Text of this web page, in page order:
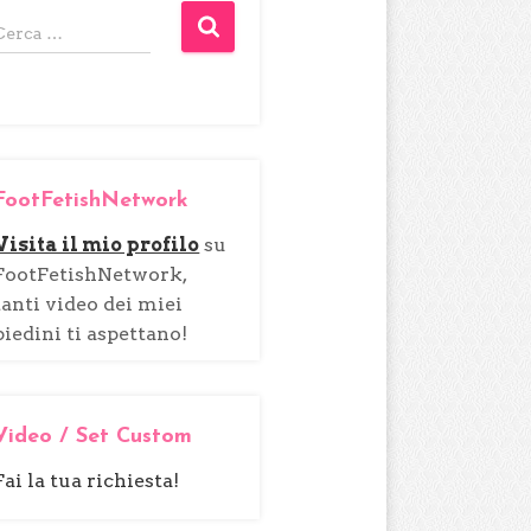
…
il mio profilo su
video dei miei
ti aspettano!
/ Set Custom
la tua richiesta!